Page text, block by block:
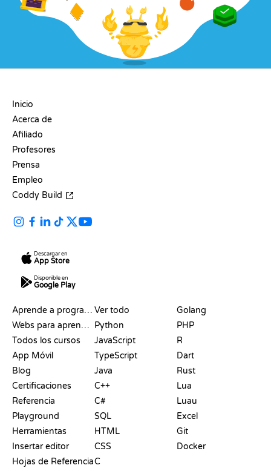
Inicio
Acerca de
Afiliado
Profesores
Prensa
Empleo
Coddy Build
Descargar en
App Store
Disponible en
Google Play
Aprende a programar
Webs para aprender a programar gratis
Todos los cursos
App Móvil
Blog
Certificaciones
Referencia
Playground
Herramientas
Insertar editor
Hojas de Referencia
Ver todo
Python
JavaScript
TypeScript
Java
C++
C#
SQL
HTML
CSS
C
Golang
PHP
R
Dart
Rust
Lua
Luau
Excel
Git
Docker